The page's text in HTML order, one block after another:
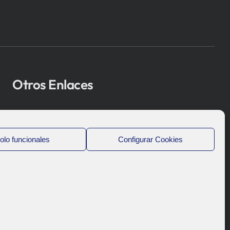
funcionales Configurar Cookies
Otros Enlaces
Bioef
Gobierno Vasco